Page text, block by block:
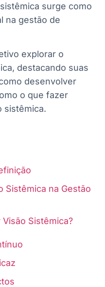
surge como
na gestão de
explorar o
destacando suas
desenvolver
o que fazer
sistêmica.
Sistêmica na Gestão
Sistêmica?